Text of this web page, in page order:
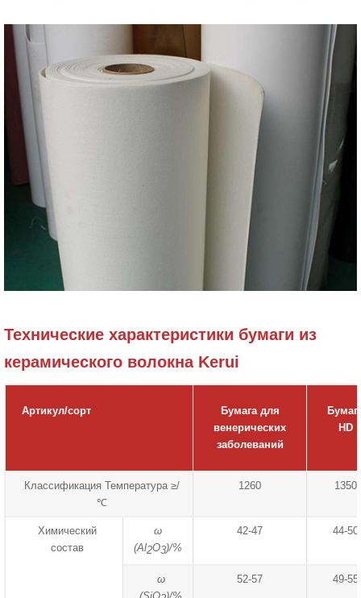
Технические характеристики бумаги из
керамического волокна Kerui
Артикул/сорт
Бумага для
венерических
заболеваний
HD
Классификация Температура ≥/
℃
1260 1350
Химический
состав
ω
(Al2O3)/%
42-47 44-50
ω
52-57 49-55